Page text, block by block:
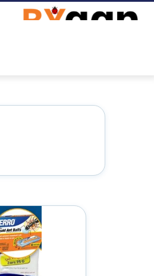
التجاوز